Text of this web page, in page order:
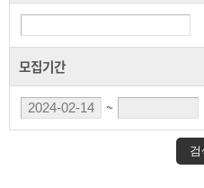
모집기간
~